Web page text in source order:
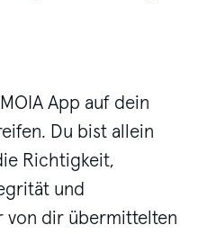
App auf dein
Du bist allein
Richtigkeit,
und
von dir übermittelten